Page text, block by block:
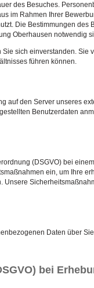
des Besuches.
im Rahmen Ihrer
Die Bestimmungen des
Oberhausen notwendig
sich einverstanden. Sie
führen können.
auf den Server unseres
Benutzerdaten
(DSGVO) bei
ein, um Ihre
Unsere
Daten über
bei